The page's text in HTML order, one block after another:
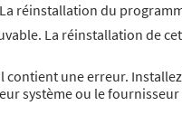
réinstallation du
La réinstallation de
une erreur.
système ou le